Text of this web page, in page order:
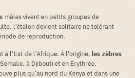
mâles vivent en petits groupes de
l’étalon devient solitaire ne tolérant
de reproduction.
à l’Est de l’Afrique. À l'origine, les zèbres
à Djibouti et en Erythrée.
plus qu’au nord du Kenya et dans une